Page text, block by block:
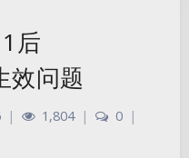
后
效问题
| 1,804 | 0 |